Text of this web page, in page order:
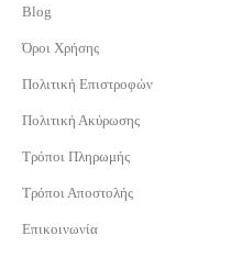
Blog
Όροι Χρήσης
Πολιτική Επιστροφών
Πολιτική Ακύρωσης
Τρόποι Πληρωμής
Τρόποι Αποστολής
Επικοινωνία